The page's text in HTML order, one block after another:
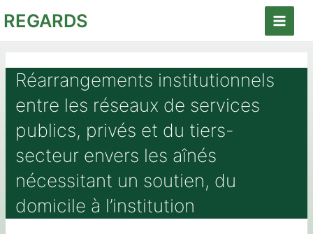
auREGARDS
Main
Réarrangements institutionnels
entre les réseaux de services
publics, privés et du tiers-
secteur envers les aînés
nécessitant un soutien, du
domicile à l’institution